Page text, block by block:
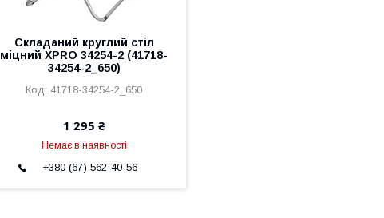
Складаний круглий стіл
міцний XPRO 34254-2 (41718-
34254-2_650)
41718-34254-2_650
1 295 ₴
Немає в наявності
+380 (67) 562-40-56